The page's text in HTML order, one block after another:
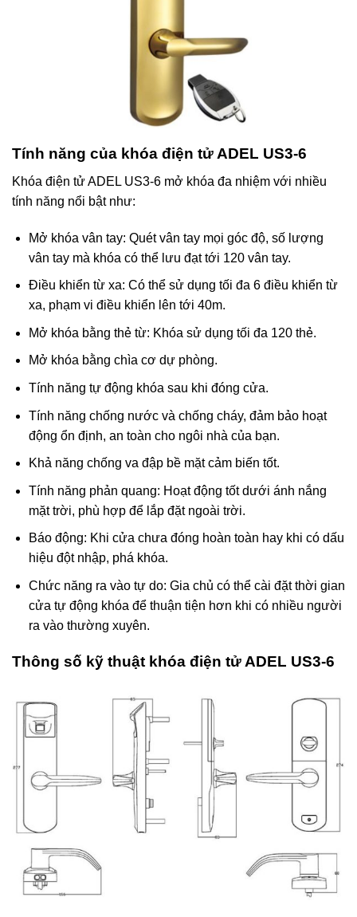
Tính năng của khóa điện tử ADEL US3-6
Khóa điện tử ADEL US3-6 mở khóa đa nhiệm với nhiều
tính năng nổi bật như:
Mở khóa vân tay: Quét vân tay mọi góc độ, số lượng
vân tay mà khóa có thể lưu đạt tới 120 vân tay.
Điều khiển từ xa: Có thể sử dụng tối đa 6 điều khiển từ
xa, phạm vi điều khiển lên tới 40m.
Mở khóa bằng thẻ từ: Khóa sử dụng tối đa 120 thẻ.
Mở khóa bằng chìa cơ dự phòng.
Tính năng tự động khóa sau khi đóng cửa.
Tính năng chống nước và chống cháy, đảm bảo hoạt
động ổn định, an toàn cho ngôi nhà của bạn.
Khả năng chống va đập bề mặt cảm biến tốt.
Tính năng phản quang: Hoạt động tốt dưới ánh nắng
mặt trời, phù hợp để lắp đặt ngoài trời.
Báo động: Khi cửa chưa đóng hoàn toàn hay khi có dấu
hiệu đột nhập, phá khóa.
Chức năng ra vào tự do: Gia chủ có thể cài đặt thời gian
cửa tự động khóa để thuận tiện hơn khi có nhiều người
ra vào thường xuyên.
Thông số kỹ thuật khóa điện tử ADEL US3-6